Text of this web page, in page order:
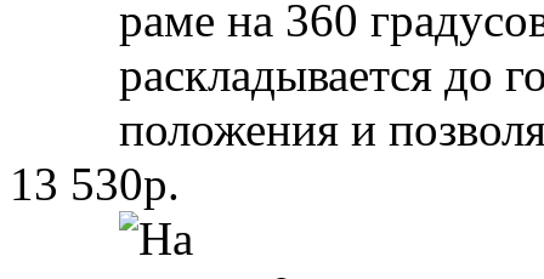
раме на 360
рaскладывается до
положения и
13 530р.